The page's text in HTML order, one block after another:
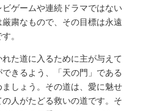
ゲームや連続ドラマではない
粛なもので、その目標は永遠
。
た道に入るために主が与えて
きるよう、「天の門」である
しょう。その道は、愛に魅せ
人がたどる救いの道です。そ